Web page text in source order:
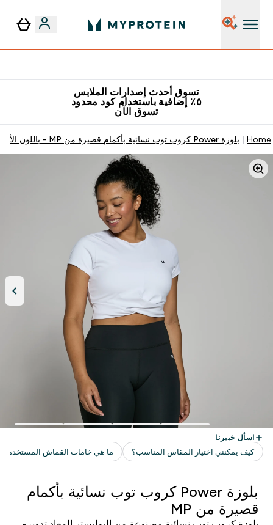
تسوق أحدث إصدارات الملابس
٥٪ إضافية باستخدام كود محدود
تسوق الآن
Home بلوزة Power كروب توب نسائية بأكمام قصيرة من MP - باللون الأبيض
بلوزة Power كروب توب نسائية بأكمام
قصيرة من MP